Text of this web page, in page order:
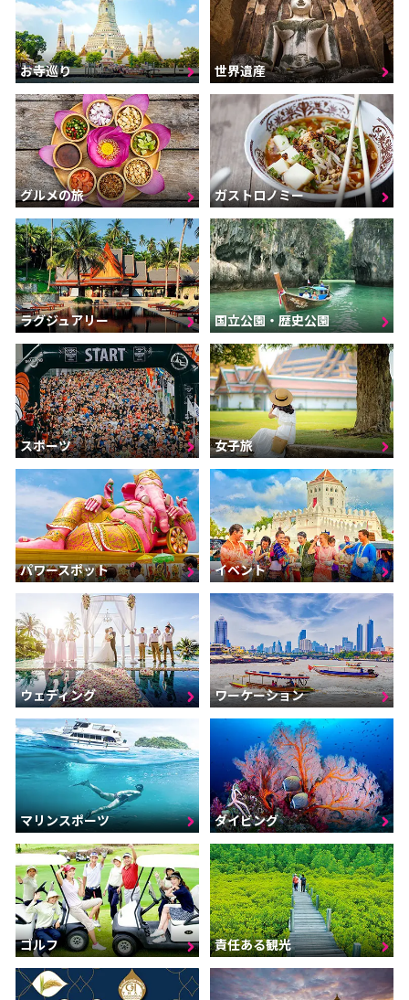
お寺巡り 世界遺産
グルメの旅 ガストロノミー
ラグジュアリー 国立公園・歴史公園
スポーツ 女子旅
パワースポット イベント
ウェディング ワーケーション
マリンスポーツ ダイビング
ゴルフ 責任ある観光